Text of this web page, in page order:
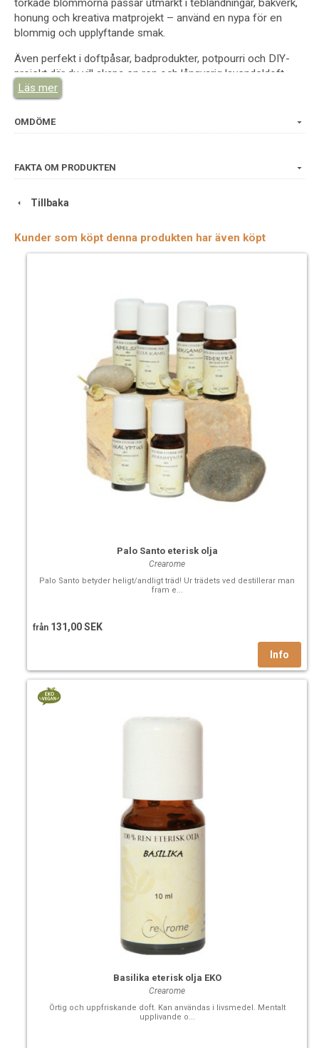
honung och kreativa matprojekt – använd en nypa för en
blommig och upplyftande smak.
Även perfekt i doftpåsar, badprodukter, potpourri och DIY-
projekt där du vill skapa en ren och långvarig lavendeldoft.
Produktinformation
Vetenskapligt namn:
Doftprofil: Kryddig, blommig och medicinsk
Läs mer
OMDÖME
FAKTA OM PRODUKTEN
Tillbaka
Kunder som köpt denna produkten har även köpt
Palo Santo eterisk olja
Crearome
Palo Santo betyder heligt/andligt träd! Ur trädets ved destillerar man
fram e...
från 131,00 SEK
Basilika eterisk olja EKO
Crearome
Örtig och uppfriskande doft. Kan användas i livsmedel. Mentalt
upplivande o...